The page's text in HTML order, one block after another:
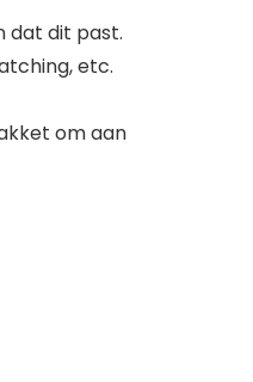
dat dit past.
etc.
om aan